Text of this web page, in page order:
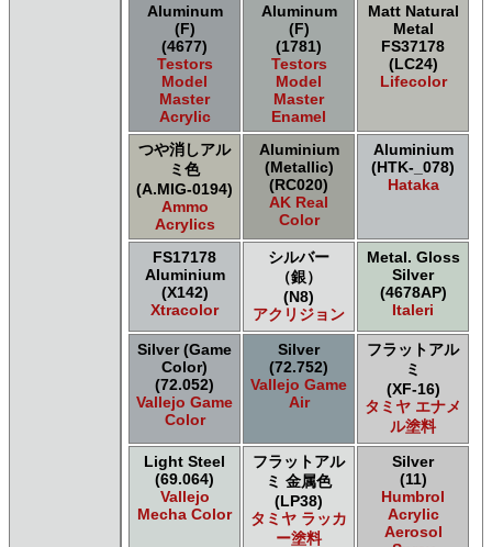
Aluminum
(F)
(4677)
Testors
Model
Master
Acrylic
Aluminum
(F)
(1781)
Testors
Model
Master
Enamel
Matt Natural
Metal
FS37178
(LC24)
Lifecolor
つや消しアル
ミ色
(A.MIG-0194)
Ammo
Acrylics
Aluminium
(Metallic)
(RC020)
AK Real
Color
Aluminium
(HTK-_078)
Hataka
FS17178
Aluminium
(X142)
Xtracolor
シルバー
（銀）
(N8)
アクリジョン
Metal. Gloss
Silver
(4678AP)
Italeri
Silver (Game
Color)
(72.052)
Vallejo Game
Color
Silver
(72.752)
Vallejo Game
Air
フラットアル
ミ
(XF-16)
タミヤ エナメ
ル塗料
Light Steel
(69.064)
Vallejo
Mecha Color
フラットアル
ミ 金属色
(LP38)
タミヤ ラッカ
ー塗料
Silver
(11)
Humbrol
Acrylic
Aerosol